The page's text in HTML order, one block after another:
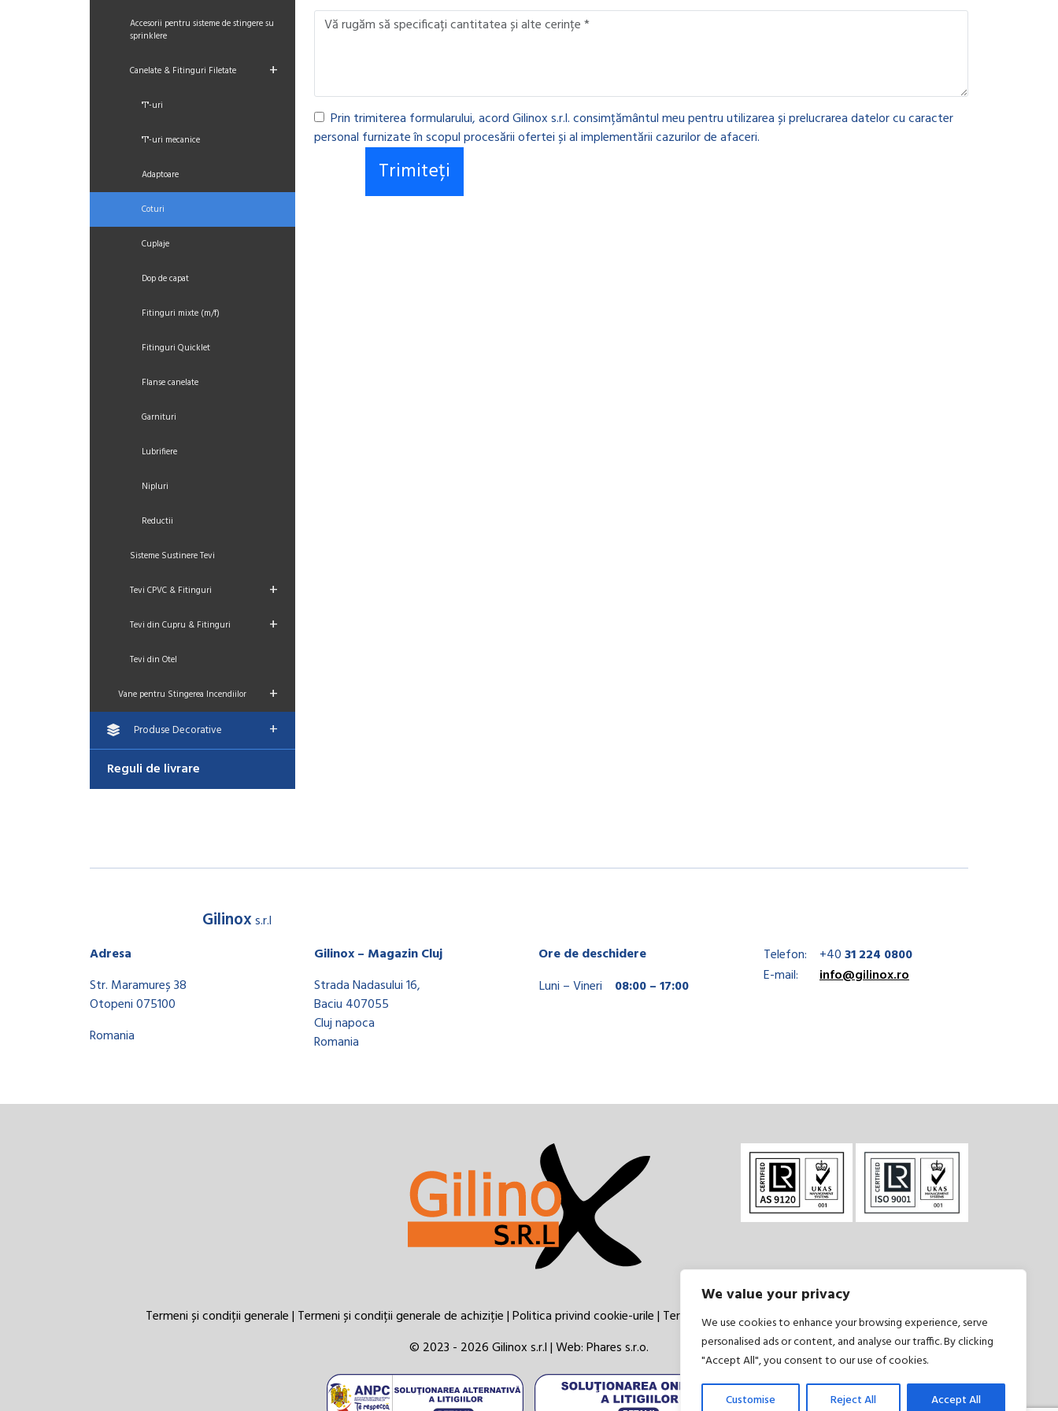
We value your privacy
We use cookies to enhance your browsing experience, serve
personalised ads or content, and analyse our traffic. By clicking
"Accept All", you consent to our use of cookies.
Customise Reject All Accept All
Accesorii pentru sisteme de stingere su
sprinklere
Canelate & Fitinguri Filetate +
"T"-uri
"T"-uri mecanice
Adaptoare
Coturi
Cuplaje
Dop de capat
Fitinguri mixte (m/f)
Fitinguri Quicklet
Flanse canelate
Garnituri
Lubrifiere
Nipluri
Reductii
Sisteme Sustinere Tevi
Tevi CPVC & Fitinguri +
Tevi din Cupru & Fitinguri +
Tevi din Otel
Vane pentru Stingerea Incendiilor +
Produse Decorative +
Reguli de livrare
Prin trimiterea formularului, acord Gilinox s.r.l. consimțământul meu pentru utilizarea și prelucrarea datelor cu caracter
personal furnizate în scopul procesării ofertei și al implementării cazurilor de afaceri.
Gilinoxs.r.l
Adresa
Str. Maramureș 38
Otopeni 075100
Romania
Gilinox – Magazin Cluj
Strada Nadasului 16,
Baciu 407055
Cluj napoca
Romania
Ore de deschidere
Luni – Vineri
08:00 – 17:00
Telefon: +4031 224 0800
E-mail:
info@gilinox.ro
Termeni și condiții generale| Termeni și condiții generale de achiziție|Politica privind cookie-urile| Termeni și condiții|Politică de confidențialitate
© 2023 - 2026 Gilinox s.r.l | Web:Phares s.r.o.